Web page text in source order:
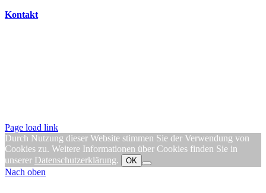
Kontakt
Page load link
Durch Nutzung dieser Website stimmen Sie der Verwendung von
Cookies zu. Weitere Informationen über Cookies finden Sie in
unserer Datenschutzerklärung. OK
Nach oben